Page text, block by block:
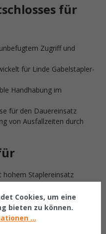
für
Zugriff und
für Linde Gabelstapler-
Handhabung im
für den Dauereinsatz
von Ausfallzeiten durch
Staplereinsatz
Zugriff nur autorisiert
FÜR IHRE
Cookies, um eine
bieten zu können.
...